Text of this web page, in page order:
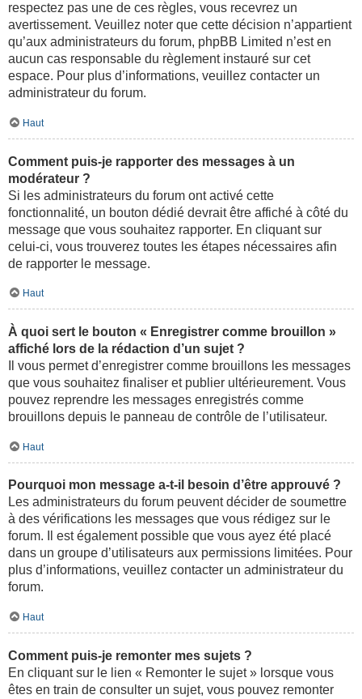
respectez pas une de ces règles, vous recevrez un
avertissement. Veuillez noter que cette décision n’appartient
qu’aux administrateurs du forum, phpBB Limited n’est en
aucun cas responsable du règlement instauré sur cet
espace. Pour plus d’informations, veuillez contacter un
administrateur du forum.
Haut
Comment puis-je rapporter des messages à un
modérateur ?
Si les administrateurs du forum ont activé cette
fonctionnalité, un bouton dédié devrait être affiché à côté du
message que vous souhaitez rapporter. En cliquant sur
celui-ci, vous trouverez toutes les étapes nécessaires afin
de rapporter le message.
Haut
À quoi sert le bouton « Enregistrer comme brouillon »
affiché lors de la rédaction d’un sujet ?
Il vous permet d’enregistrer comme brouillons les messages
que vous souhaitez finaliser et publier ultérieurement. Vous
pouvez reprendre les messages enregistrés comme
brouillons depuis le panneau de contrôle de l’utilisateur.
Haut
Pourquoi mon message a-t-il besoin d’être approuvé ?
Les administrateurs du forum peuvent décider de soumettre
à des vérifications les messages que vous rédigez sur le
forum. Il est également possible que vous ayez été placé
dans un groupe d’utilisateurs aux permissions limitées. Pour
plus d’informations, veuillez contacter un administrateur du
forum.
Haut
Comment puis-je remonter mes sujets ?
En cliquant sur le lien « Remonter le sujet » lorsque vous
êtes en train de consulter un sujet, vous pouvez remonter